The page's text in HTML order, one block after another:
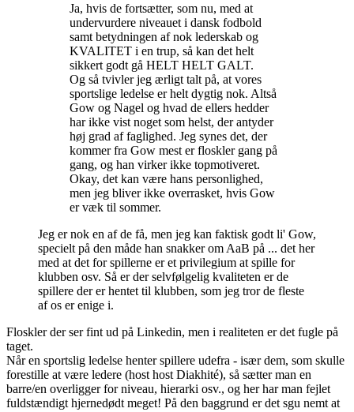
Ja, hvis de fortsætter, som nu, med at
undervurdere niveauet i dansk fodbold
samt betydningen af nok lederskab og
KVALITET i en trup, så kan det helt
sikkert godt gå HELT HELT GALT.
Og så tvivler jeg ærligt talt på, at vores
sportslige ledelse er helt dygtig nok. Altså
Gow og Nagel og hvad de ellers hedder
har ikke vist noget som helst, der antyder
høj grad af faglighed. Jeg synes det, der
kommer fra Gow mest er floskler gang på
gang, og han virker ikke topmotiveret.
Okay, det kan være hans personlighed,
men jeg bliver ikke overrasket, hvis Gow
er væk til sommer.
Jeg er nok en af de få, men jeg kan faktisk godt li' Gow,
specielt på den måde han snakker om AaB på ... det her
med at det for spillerne er et privilegium at spille for
klubben osv. Så er der selvfølgelig kvaliteten er de
spillere der er hentet til klubben, som jeg tror de fleste
af os er enige i.
Floskler der ser fint ud på Linkedin, men i realiteten er det fugle på
taget.
Når en sportslig ledelse henter spillere udefra - især dem, som skulle
forestille at være ledere (host host Diakhité), så sætter man en
barre/en overligger for niveau, hierarki osv., og her har man fejlet
fuldstændigt hjernedødt meget! På den baggrund er det sgu nemt at